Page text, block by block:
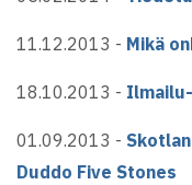
11.12.2013 - Mikä
18.10.2013 -
01.09.2013 -
Duddo Five Stones